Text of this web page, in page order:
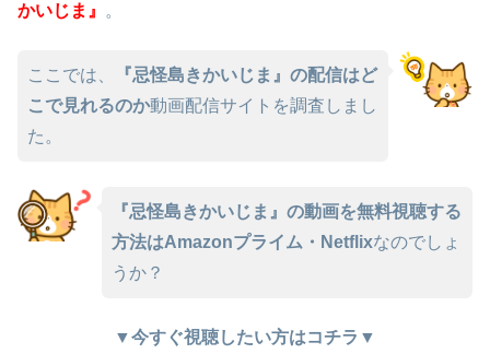
かいじま』
。
ここでは、
『忌怪島きかいじま』の配信はど
こで見れるのか動画配信サイトを調査しまし
た。
『忌怪島きかいじま』の動画を無料視聴する
方法はAmazonプライム・Netflixなのでしょ
うか？
▼今すぐ視聴したい方はコチラ▼